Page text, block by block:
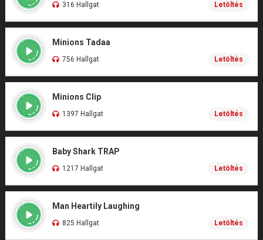
316 Hallgat Letöltés
Minions Tadaa
756 Hallgat Letöltés
Minions Clip
1397 Hallgat Letöltés
Baby Shark TRAP
1217 Hallgat Letöltés
Man Heartily Laughing
825 Hallgat Letöltés